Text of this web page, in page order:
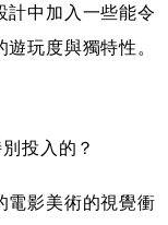
計中加入一些能令
玩度與獨特性。
投入的？
電影美術的視覺衝